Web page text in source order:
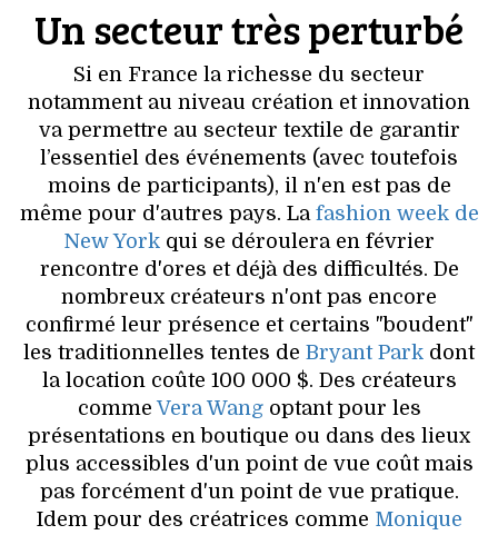
HISTOIRE DES MARQUES
DÉCO
VOYAGES & LOISIRS
Un secteur très perturbé
Si en France la richesse du secteur
notamment au niveau création et innovation
va permettre au secteur textile de garantir
l’essentiel des événements (avec toutefois
moins de participants), il n'en est pas de
même pour d'autres pays. La fashion week de
New York qui se déroulera en février
rencontre d'ores et déjà des difficultés. De
nombreux créateurs n'ont pas encore
confirmé leur présence et certains "boudent"
les traditionnelles tentes de Bryant Park dont
la location coûte 100 000 $. Des créateurs
commeVera Wangoptant pour les
présentations en boutique ou dans des lieux
plus accessibles d'un point de vue coût mais
pas forcément d'un point de vue pratique.
Idem pour des créatrices comme Monique